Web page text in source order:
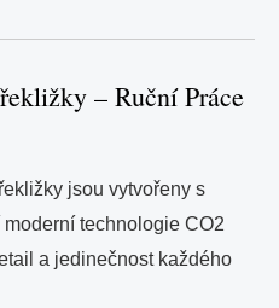
– Ruční Práce
jsou vytvořeny s
technologie CO2
a jedinečnost každého